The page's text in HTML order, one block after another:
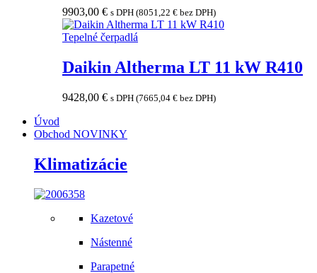
9903,00 € s DPH (8051,22 € bez DPH)
Tepelné čerpadlá
Daikin Altherma LT 11 kW R410
9428,00 € s DPH (7665,04 € bez DPH)
Úvod
Obchod NOVINKY
Klimatizácie
Kazetové
Nástenné
Parapetné